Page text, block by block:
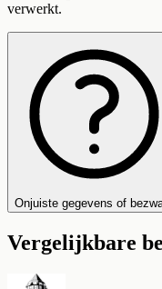
verwerkt.
Onjuiste gegevens of
Vergelijkbare